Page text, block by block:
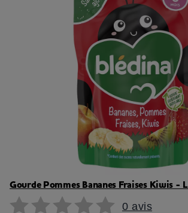
Gourde Pommes Bananes Fraises Kiwis -
0 avis